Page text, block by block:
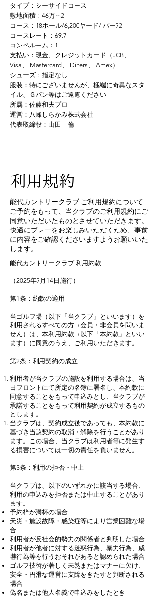
タイプ：シーサイドコース
敷地面積：46万m2
コース：18ホール/6,200ヤード/ パー72
コースレート：69.7
コンペルーム：1
支払い：現金、クレジットカード（JCB、
Visa、 Mastercard、 Diners、 Amex）
シューズ：指定なし
服装：特にございませんが、極端に奇異なスタ
イル、Ｇパン等はご遠慮ください
所属：佐藤和夫プロ
運営：八峰しらかみ株式会社
代表取締役：山田 倫
利用規約
能代カントリークラブ ご利用規約について
ご予約をもって、当クラブのご利用規約にご
同意いただいたものとさせていただきます。
快適にプレーをお楽しみいただくため、事前
に内容をご確認くださいますようお願いいた
します。
能代カントリークラブ 利用約款
（2025年7月14日施行）
第1条：約款の適用
当ゴルフ場（以下「当クラブ」といいます）を
利用されるすべての方（会員・非会員を問いま
せん）は、本利用約款（以下「本約款」といい
ます）に同意のうえ、ご利用いただきます。
第2条：利用契約の成立
利用者が当クラブの施設を利用する場合は、当
日フロントにて所定の名簿に署名し、本約款に
同意することをもって申込みとし、当クラブが
承諾することをもって利用契約が成立するもの
とします。
当クラブは、契約成立後であっても、本約款に
基づき当該契約の取消・解除を行うことがあり
ます。この場合、当クラブは利用者等に発生す
る損害については一切の責任を負いません。
第3条：利用の拒否・中止
当クラブは、以下のいずれかに該当する場合、
利用の申込みを拒否または中止することがあり
ます。
予約枠が満杯の場合
天災・施設故障・感染症等により営業困難な場
合
利用者が反社会的勢力の関係者と判明した場合
利用者が他者に対する迷惑行為、暴力行為、威
嚇行為等を行うおそれがあると認められた場合
ゴルフ技術が著しく未熟またはマナーに欠け、
安全・円滑な運営に支障をきたすと判断される
場合
偽名または他人名義で申込みをしたとき